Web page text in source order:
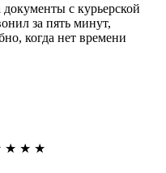
с курьерской
за пять минут,
когда нет времени
★ ★ ★